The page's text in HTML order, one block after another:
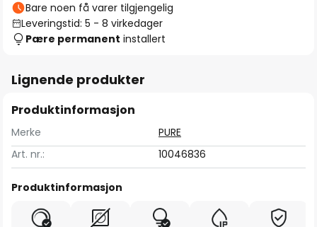
Bare noen få varer tilgjengelig
Leveringstid: 5 - 8 virkedager
Pære permanent installert
Lignende produkter
Produktinformasjon
Merke
PURE
Art. nr.:
10046836
Produktinformasjon